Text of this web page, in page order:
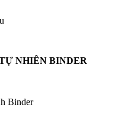
NHIÊN BINDER